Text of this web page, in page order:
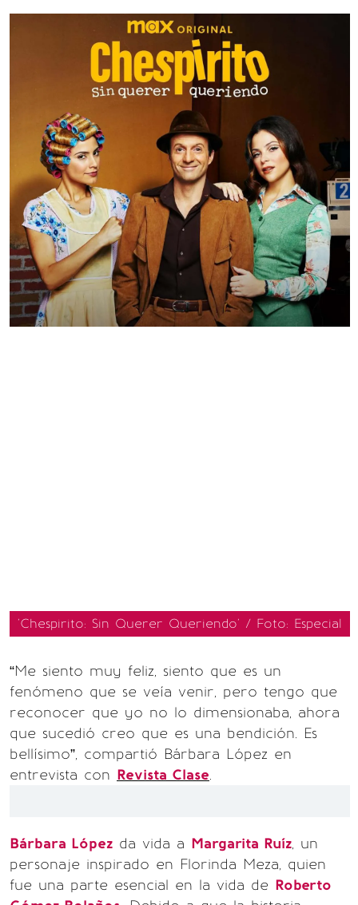
'Chespirito: Sin Querer Queriendo' / Foto: Especial
“Me siento muy feliz, siento que es un
fenómeno que se veía venir, pero tengo que
reconocer que yo no lo dimensionaba, ahora
que sucedió creo que es una bendición. Es
bellísimo”, compartió Bárbara López en
entrevista con Revista Clase.
Bárbara López da vida a Margarita Ruíz, un
personaje inspirado en Florinda Meza, quien
fue una parte esencial en la vida de Roberto